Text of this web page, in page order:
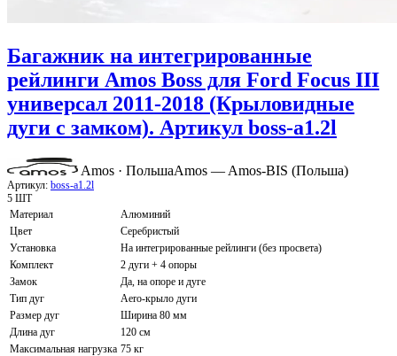
Багажник на интегрированные
рейлинги Amos Boss для Ford Focus III
универсал 2011-2018 (Крыловидные
дуги с замком). Артикул boss-a1.2l
Amos · ПольшаAmos — Amos-BIS (Польша)
Артикул: boss-a1.2l
5 ШТ
Материал
Алюминий
Цвет
Серебристый
Установка
На интегрированные рейлинги (без просвета)
Комплект
2 дуги + 4 опоры
Замок
Да, на опоре и дуге
Тип дуг
Aero-крыло дуги
Размер дуг
Ширина 80 мм
Длина дуг
120 см
Максимальная нагрузка 75 кг